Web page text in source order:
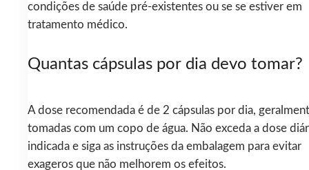
condições de saúde pré‑existentes ou se se estiver em
tratamento médico.
Quantas cápsulas por dia devo tomar?
A dose recomendada é de 2 cápsulas por dia,
tomadas com um copo de água. Não exceda a dose
indicada e siga as instruções da embalagem para evitar
exageros que não melhorem os efeitos.